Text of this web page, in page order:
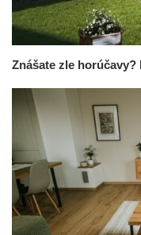
Znášate zle